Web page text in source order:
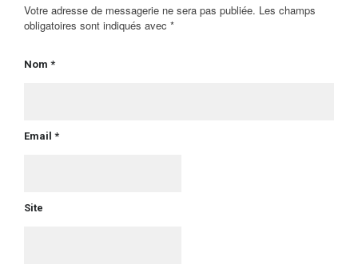
Votre adresse de messagerie ne sera pas publiée. Les champs
obligatoires sont indiqués avec *
Nom *
Email *
Site